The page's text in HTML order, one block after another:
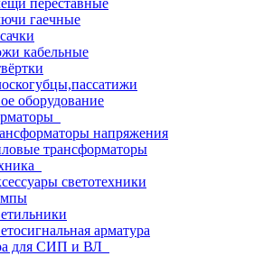
переставные
гаечные
кабельные
оборудование
напряжения
трансформаторы
светотехники
арматура
для СИП и ВЛ